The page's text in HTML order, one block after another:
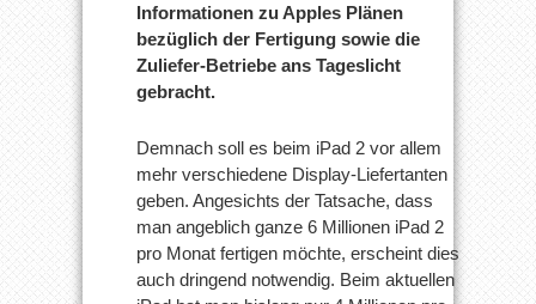
Informationen zu Apples Plänen
bezüglich der Fertigung sowie die
Zuliefer-Betriebe ans Tageslicht
gebracht.
Demnach soll es beim iPad 2 vor allem
mehr verschiedene Display-Liefertanten
geben. Angesichts der Tatsache, dass
man angeblich ganze 6 Millionen iPad 2
pro Monat fertigen möchte, erscheint dies
auch dringend notwendig. Beim aktuellen